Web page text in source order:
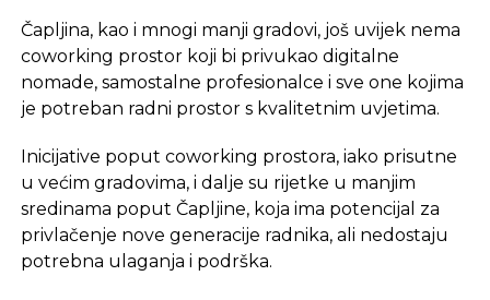
Čapljina, kao i mnogi manji gradovi, još uvijek nema
coworking prostor koji bi privukao digitalne
nomade, samostalne profesionalce i sve one kojima
je potreban radni prostor s kvalitetnim uvjetima.
Inicijative poput coworking prostora, iako prisutne
u većim gradovima, i dalje su rijetke u manjim
sredinama poput Čapljine, koja ima potencijal za
privlačenje nove generacije radnika, ali nedostaju
potrebna ulaganja i podrška.